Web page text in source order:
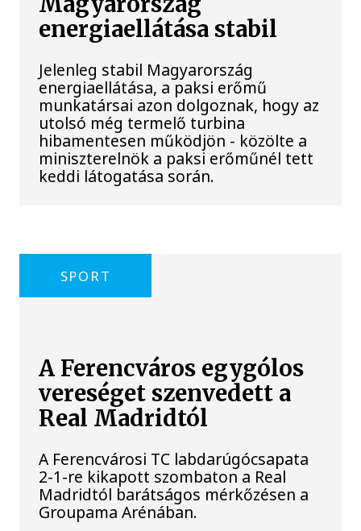
energiaellátása stabil
Jelenleg stabil Magyarország
energiaellátása, a paksi erőmű
munkatársai azon dolgoznak, hogy az
utolsó még termelő turbina
hibamentesen működjön - közölte a
miniszterelnök a paksi erőműnél tett
keddi látogatása során.
SPORT
A Ferencváros egygólos
vereséget szenvedett a
Real Madridtól
A Ferencvárosi TC labdarúgócsapata
2-1-re kikapott szombaton a Real
Madridtól barátságos mérkőzésen a
Groupama Arénában.